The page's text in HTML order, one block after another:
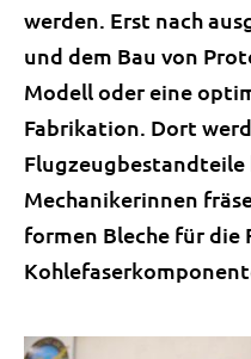
werden. Erst nach
und dem Bau von
Modell oder eine
Fabrikation. Dort
Mechanikerinnen
formen Bleche für